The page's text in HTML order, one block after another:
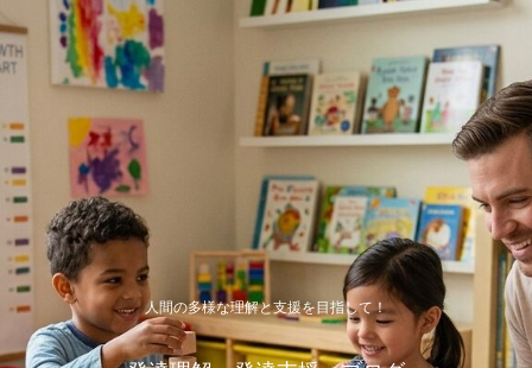
人間の多様な理解と支援を目指して！